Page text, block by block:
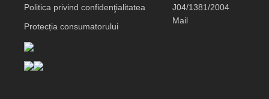
Politica privind confidenţialitatea
Protecția consumatorului
J04/1381/2004
Mail